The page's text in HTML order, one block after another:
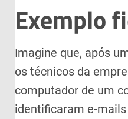
Exemplo
Imagine que, após
os técnicos da
computador de um
identificaram e-